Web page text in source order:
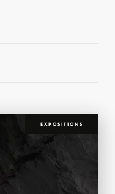
EXPOSITIONS